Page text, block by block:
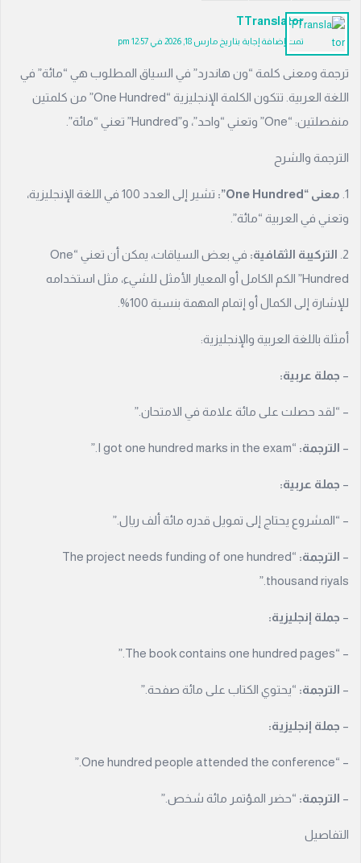
TTranslator
تمت إضافة إجابة بتاريخ مارس 18, 2026 في 12:57 pm
ترجمة ومعنى كلمة “ون هاندرد” في السياق المطلوب هي “مائة” في
اللغة العربية. تتكون الكلمة الإنجليزية “One Hundred” من كلمتين
منفصلتين: “One” وتعني “واحد”، و”Hundred” تعني “مائة”.
الترجمة والشرح
1. معنى “One Hundred”:
تشير إلى العدد 100 في اللغة الإنجليزية،
وتعني في العربية “مائة”.
2. التركيبة الثقافية:
في بعض السياقات، يمكن أن تعني “One
Hundred” الكم الكامل أو المعيار الأمثل للشيء، مثل استخدامه
للإشارة إلى الكمال أو إتمام المهمة بنسبة 100%.
أمثلة باللغة العربية والإنجليزية:
– جملة عربية:
– “لقد حصلت على مائة علامة في الامتحان.”
– الترجمة:“I got one hundred marks in the exam.”
– جملة عربية:
– “المشروع يحتاج إلى تمويل قدره مائة ألف ريال.”
– الترجمة: “The project needs funding of one hundred
thousand riyals.”
– جملة إنجليزية:
– “The book contains one hundred pages.”
– الترجمة:“يحتوي الكتاب على مائة صفحة.”
– جملة إنجليزية:
– “One hundred people attended the conference.”
– الترجمة:“حضر المؤتمر مائة شخص.”
التفاصيل